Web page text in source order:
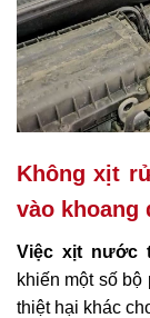
Không xịt
vào khoang
Việc xịt nước
khiến một số
thiệt hại khác